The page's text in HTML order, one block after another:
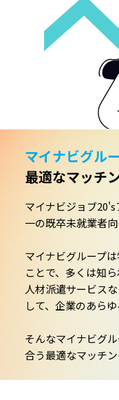
マイナビグル
最適なマッチ
マイナビジョブ
一の既卒未就業者
マイナビグループ
ことで、多くは知
人材派遣サービス
して、企業のあら
そんなマイナビグ
合う最適なマッチン